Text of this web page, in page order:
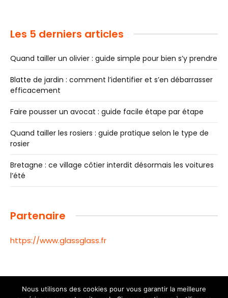
Les 5 derniers articles
Quand tailler un olivier : guide simple pour bien s’y prendre
Blatte de jardin : comment l’identifier et s’en débarrasser
efficacement
Faire pousser un avocat : guide facile étape par étape
Quand tailler les rosiers : guide pratique selon le type de
rosier
Bretagne : ce village côtier interdit désormais les voitures
l’été
Partenaire
https://www.glassglass.fr
Nous utilisons des cookies pour vous garantir la meilleure